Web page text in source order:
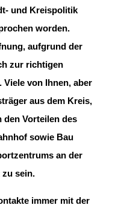
und Kreispolitik
worden.
aufgrund der
zur richtigen
von Ihnen, aber
aus dem Kreis,
den Vorteilen des
sowie Bau
an der
zu sein.
immer mit der